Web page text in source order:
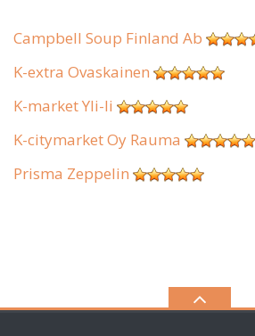
Campbell Soup Finland Ab
K-extra Ovaskainen
K-market Yli-Ii
K-citymarket Oy Rauma
Prisma Zeppelin